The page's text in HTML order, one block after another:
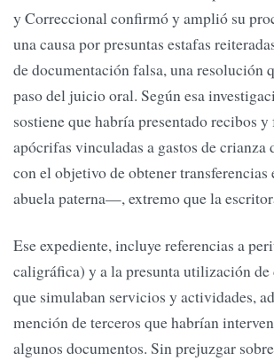
y Correccional confirmó y amplió su
una causa por presuntas estafas
de documentación falsa, una resolución
paso del juicio oral. Según esa
sostiene que habría presentado recibos y
apócrifas vinculadas a gastos de
con el objetivo de obtener transferencias
abuela paterna—, extremo que la
Ese expediente, incluye referencias a
caligráfica) y a la presunta utilización de
que simulaban servicios y actividades,
mención de terceros que habrían
algunos documentos. Sin prejuzgar